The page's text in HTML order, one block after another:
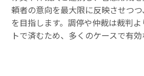
頼者の意向を最大限に反映させつ
を目指します。調停や仲裁は裁判
トで済むため、多くのケースで有効